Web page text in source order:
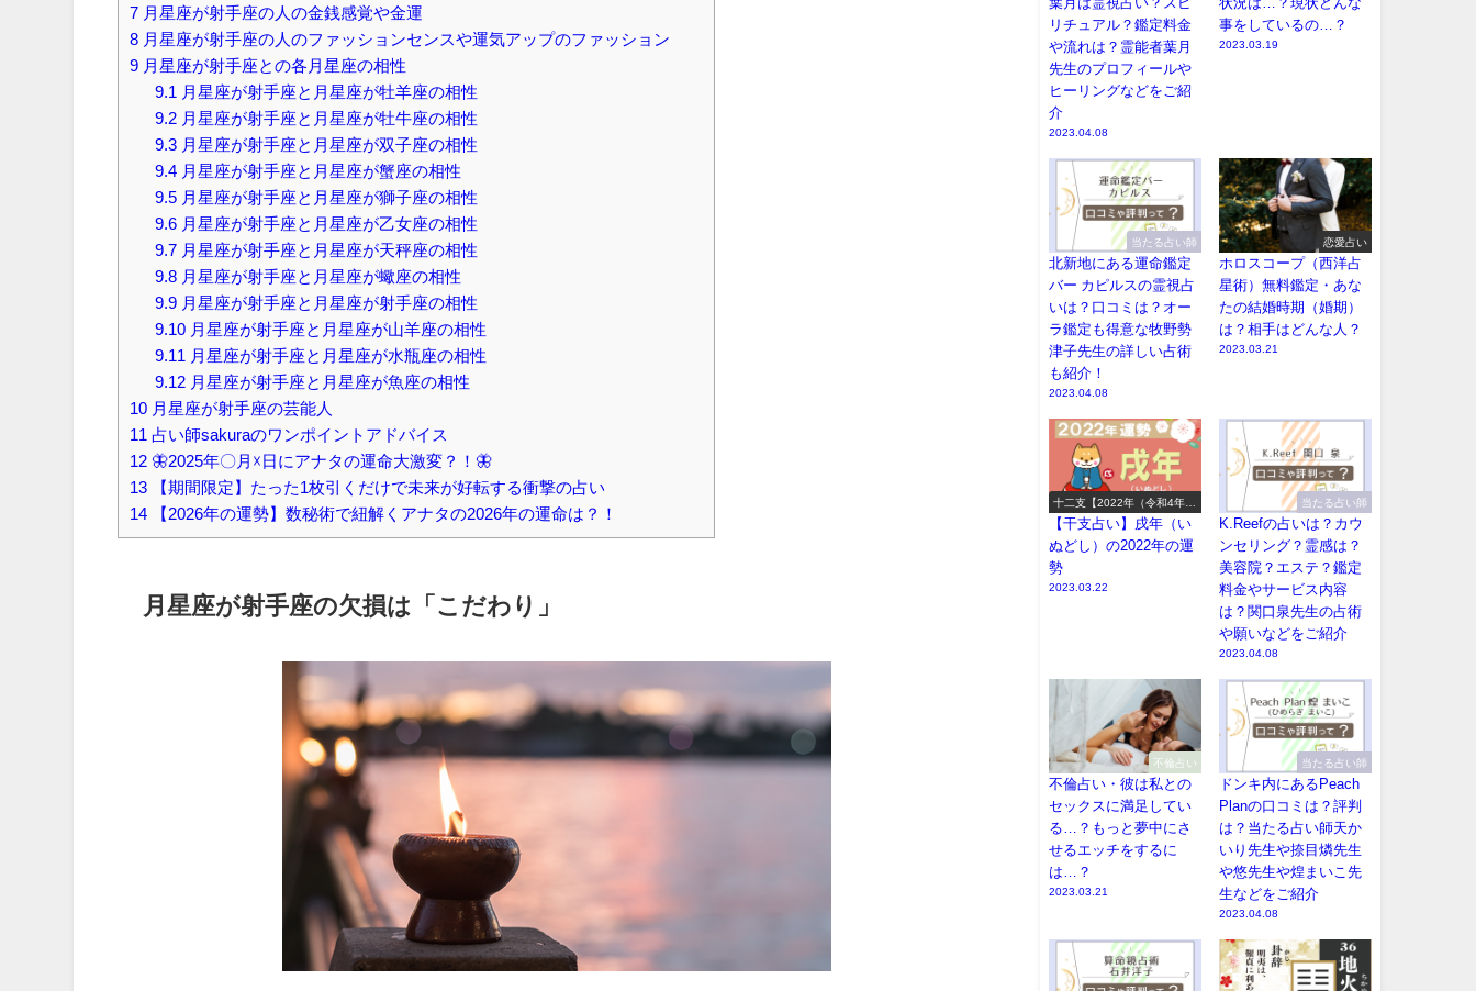
7 月星座が射手座の人の金銭感覚や金運
8 月星座が射手座の人のファッションセンスや運気アップのファッション
9 月星座が射手座との各月星座の相性
9.1 月星座が射手座と月星座が牡羊座の相性
9.2 月星座が射手座と月星座が牡牛座の相性
9.3 月星座が射手座と月星座が双子座の相性
9.4 月星座が射手座と月星座が蟹座の相性
9.5 月星座が射手座と月星座が獅子座の相性
9.6 月星座が射手座と月星座が乙女座の相性
9.7 月星座が射手座と月星座が天秤座の相性
9.8 月星座が射手座と月星座が蠍座の相性
9.9 月星座が射手座と月星座が射手座の相性
9.10 月星座が射手座と月星座が山羊座の相性
9.11 月星座が射手座と月星座が水瓶座の相性
9.12 月星座が射手座と月星座が魚座の相性
10 月星座が射手座の芸能人
11 占い師sakuraのワンポイントアドバイス
12 🦋2025年〇月☓日にアナタの運命大激変？！🦋
13 【期間限定】たった1枚引くだけで未来が好転する衝撃の占い
14 【2026年の運勢】数秘術で紐解くアナタの2026年の運命は？！
月星座が射手座の欠損は「こだわり」
葉月は霊視占い？スピ
リチュアル？鑑定料金
や流れは？霊能者葉月
先生のプロフィールや
ヒーリングなどをご紹
介
2023.04.08
状況は…？現状どんな
事をしているの…？
2023.03.19
当たる占い師
北新地にある運命鑑定
バー カピルスの霊視占
いは？口コミは？オー
ラ鑑定も得意な牧野勢
津子先生の詳しい占術
も紹介！
2023.04.08
恋愛占い
ホロスコープ（西洋占
星術）無料鑑定・あな
たの結婚時期（婚期）
は？相手はどんな人？
2023.03.21
十二支【2022年（令和4年）
の運勢】
【干支占い】戌年（い
ぬどし）の2022年の運
勢
2023.03.22
当たる占い師
K.Reefの占いは？カウ
ンセリング？霊感は？
美容院？エステ？鑑定
料金やサービス内容
は？関口泉先生の占術
や願いなどをご紹介
2023.04.08
不倫占い
不倫占い・彼は私との
セックスに満足してい
る…？もっと夢中にさ
せるエッチをするに
は…？
2023.03.21
当たる占い師
ドンキ内にあるPeach
Planの口コミは？評判
は？当たる占い師天か
いり先生や捺目燐先生
や悠先生や煌まいこ先
生などをご紹介
2023.04.08